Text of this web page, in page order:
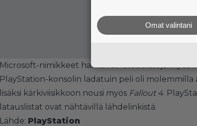
Microsoft-nimikkeet hallitsivat latauslistoja myös
PlayStation-konsolin ladatuin peli oli molemmilla
lisäksi kärkiviisikkoon nousi myös Fallout 4.
latauslistat ovat nähtävillä lähdelinkistä.
Lähde: PlayStation
Omat valintani